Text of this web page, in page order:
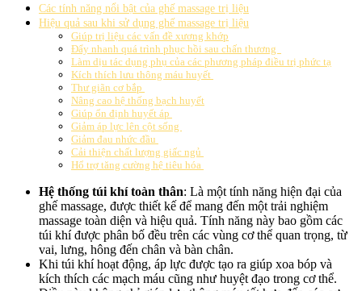
Các tính năng nổi bật của ghế massage trị liệu
Hiệu quả sau khi sử dụng ghế massage trị liệu
Giúp trị liệu các vấn đề xương khớp
Đẩy nhanh quá trình phục hồi sau chấn thương
Làm dịu tác dụng phụ của các phương pháp điều trị phức tạ
Kích thích lưu thông máu huyết
Thư giãn cơ bắp
Nâng cao hệ thống bạch huyết
Giúp ổn định huyết áp
Giảm áp lực lên cột sống
Giảm đau nhức đầu
Cải thiện chất lượng giấc ngủ
Hổ trợ tăng cường hệ tiêu hóa
Hệ thống túi khí toàn thân: Là một tính năng hiện đại của
ghế massage, được thiết kế để mang đến một trải nghiệm
massage toàn diện và hiệu quả. Tính năng này bao gồm các
túi khí được phân bố đều trên các vùng cơ thể quan trọng, từ
vai, lưng, hông đến chân và bàn chân.
Khi túi khí hoạt động, áp lực được tạo ra giúp xoa bóp và
kích thích các mạch máu cũng như huyệt đạo trong cơ thể.